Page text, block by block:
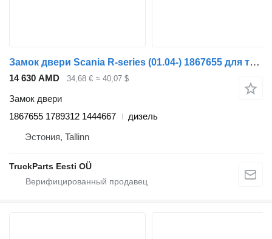
Замок двери Scania R-series (01.04-) 1867655 для тягача Scania P,G,R,T-series (2004-2017)
14 630 AMD 34,68 € ≈ 40,07 $
Замок двери
1867655 1789312 1444667
дизель
Эстония, Tallinn
TruckParts Eesti OÜ